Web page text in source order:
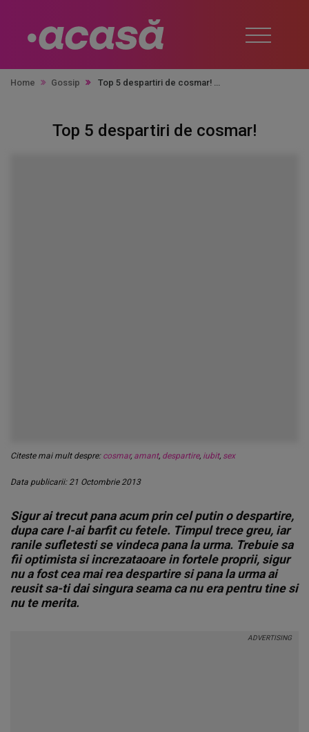
Home Gossip Top 5 despartiri de cosmar!
Top 5 despartiri de cosmar!
Citeste mai mult despre: cosmar, amant, despartire, iubit, sex
Data publicarii: 21 Octombrie 2013
Sigur ai trecut pana acum prin cel putin o despartire,
dupa care l-ai barfit cu fetele. Timpul trece greu, iar
ranile sufletesti se vindeca pana la urma. Trebuie sa
fii optimista si increzataoare in fortele proprii, sigur
nu a fost cea mai rea despartire si pana la urma ai
reusit sa-ti dai singura seama ca nu era pentru tine si
nu te merita.